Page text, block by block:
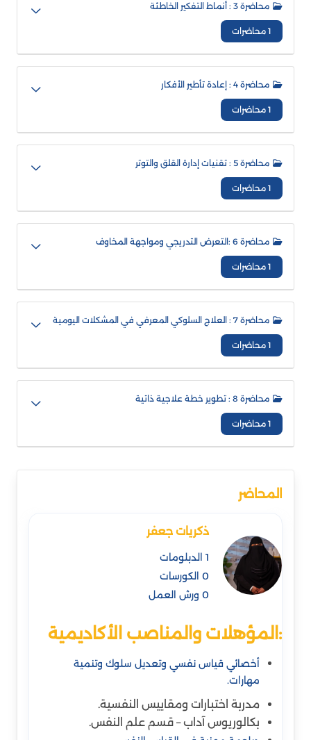
محاضرة 3 : أنماط التفكير الخاطئة
1 محاضرات
محاضرة 4 : إعادة تأطير الأفكار
1 محاضرات
محاضرة 5 : تقنيات إدارة القلق والتوتر
1 محاضرات
محاضرة 6 :التعرض التدريجي ومواجهة المخاوف
1 محاضرات
محاضرة 7 : العلاج السلوكي المعرفي في المشكلات اليومية
1 محاضرات
محاضرة 8 : تطوير خطة علاجية ذاتية
1 محاضرات
المحاضر
ذكريات جعفر
1 الدبلومات
0 الكورسات
0 ورش العمل
:المؤهلات والمناصب الأكاديمية
أخصائي قياس نفسي وتعديل سلوك وتنمية
مهارات.
مدربة اختبارات ومقاييس النفسية.
بكالوريوس آداب – قسم علم النفس.